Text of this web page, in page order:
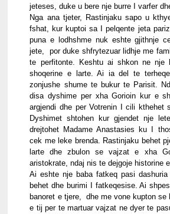
jeteses, duke u bere nje burre I varfer
Nga ana tjeter, Rastinjaku sapo u
fshat, kur kuptoi sa I pelqente jeta
puna e lodhshme nuk eshte gjithnje
jete,  por duke shfrytezuar lidhje me
te perfitonte. Keshtu ai shkon ne nje
shoqerine e larte. Ai ia del te
zonjushe shume te bukur te Parisit.
disa dyshime per xha Gorioin kur e
argjendi dhe per Votrenin I cili kthehet
Dyshimet shtohen kur gjendet nje
drejtohet Madame Anastasies ku I
cek me leke brenda. Rastinjaku behet
larte dhe zbulon se vajzat e xha
aristokrate, ndaj nis te dejgoje historine
Ai eshte nje baba fatkeq pasi
behet dhe burimi I fatkeqesise. Ai
banoret e tjere,  dhe me vone kupton se
e tij per te martuar vajzat ne dyer te